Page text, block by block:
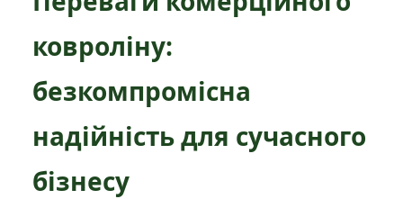
ковроліну:
безкомпромісна
надійність для сучасного
бізнесу